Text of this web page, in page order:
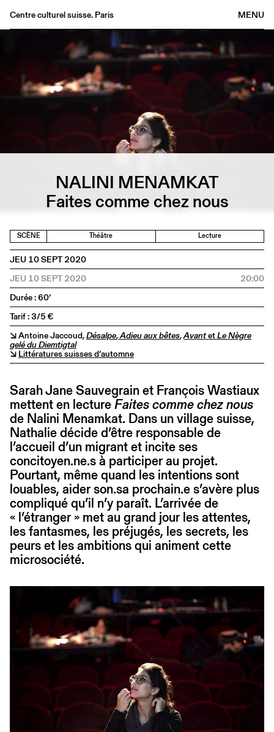
MENU
Centre culturel suisse. Paris
Buvette
Archives
Éditions
Informations
NALINI MENAMKAT
Faites comme chez nous
SCÈNE Théâtre Lecture
JEU 10 SEPT 2020
JEU 10 SEPT 2020
20:00
Durée : 60’
Tarif : 3/5 €
↘ Antoine Jaccoud,Désalpe,Adieu aux bêtes,AvantetLe Nègre
gelé du Diemtigtal
↘ Littératures suisses d’automne
Sarah Jane Sauvegrain et François Wastiaux
mettent en lectureFaites comme chez nous
de Nalini Menamkat. Dans un village suisse,
Nathalie décide d’être responsable de
l’accueil d’un migrant et incite ses
concitoyen.ne.s à participer au projet.
Pourtant, même quand les intentions sont
louables, aider son.sa prochain.e s’avère plus
compliqué qu’il n’y paraît. L’arrivée de
« l’étranger » met au grand jour les attentes,
les fantasmes, les préjugés, les secrets, les
peurs et les ambitions qui animent cette
microsociété.